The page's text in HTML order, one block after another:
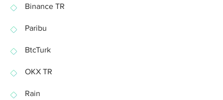
Binance TR
Paribu
BtcTurk
OKX TR
Rain